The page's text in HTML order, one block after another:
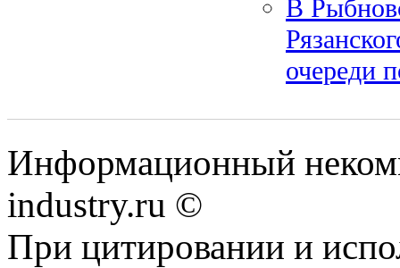
В
очереди
Информационный
industry.ru ©
При цитировании и